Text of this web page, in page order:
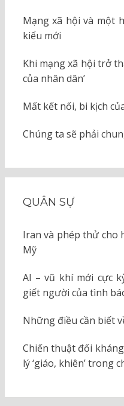
Mạng xã hội và một
kiểu mới
Khi mạng xã hội trở
của nhân dân’
Mất kết nối, bi kịch
Chúng ta sẽ phải
QUÂN SỰ
Iran và phép thử cho
Mỹ
AI – vũ khí mới cực
giết người của tình
Những điều cần biết
Chiến thuật đối
lý ‘giáo, khiên’ trong